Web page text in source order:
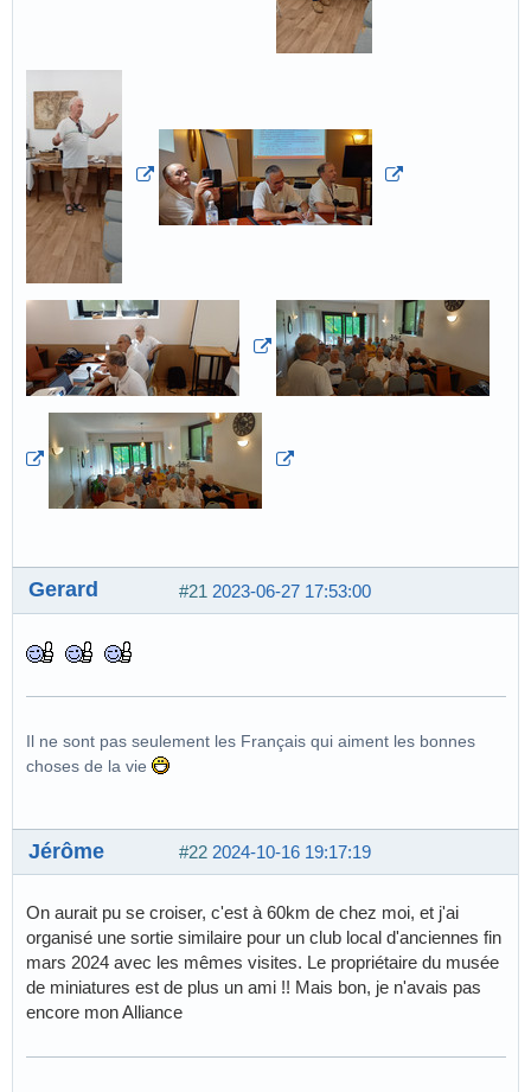
#21 2023-06-27 17:53:00
Gerard
Il ne sont pas seulement les Français qui aiment les bonnes
choses de la vie
#22 2024-10-16 19:17:19
Jérôme
On aurait pu se croiser, c'est à 60km de chez moi, et j'ai
organisé une sortie similaire pour un club local d'anciennes fin
mars 2024 avec les mêmes visites. Le propriétaire du musée
de miniatures est de plus un ami !! Mais bon, je n'avais pas
encore mon Alliance